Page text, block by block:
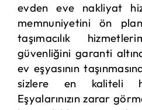
evden eve nakliyat
memnuniyetini ön
taşımacılık
güvenliğini garanti
ev eşyasının
sizlere en kaliteli
Eşyalarınızın zarar